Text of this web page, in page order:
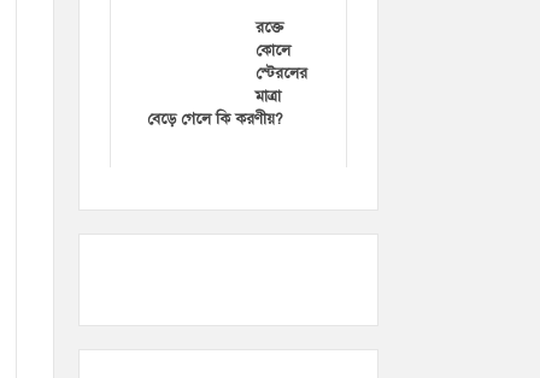
রক্তে
কোলে
স্টেরলের
মাত্রা
বেড়ে গেলে কি করণীয়?